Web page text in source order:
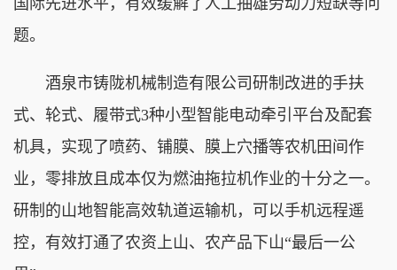
题。
酒泉市铸陇机械制造有限公司研制改进的手扶
式、轮式、履带式3种小型智能电动牵引平台及配套
机具，实现了喷药、铺膜、膜上穴播等农机田间作
业，零排放且成本仅为燃油拖拉机作业的十分之一。
研制的山地智能高效轨道运输机，可以手机远程遥
控，有效打通了农资上山、农产品下山“最后一公